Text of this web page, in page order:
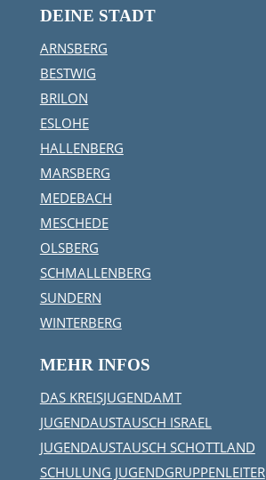
DEINE STADT
ARNSBERG
BESTWIG
BRILON
ESLOHE
HALLENBERG
MARSBERG
MEDEBACH
MESCHEDE
OLSBERG
SCHMALLENBERG
SUNDERN
WINTERBERG
MEHR INFOS
DAS KREISJUGENDAMT
JUGENDAUSTAUSCH ISRAEL
JUGENDAUSTAUSCH SCHOTTLAND
SCHULUNG JUGENDGRUPPENLEITER